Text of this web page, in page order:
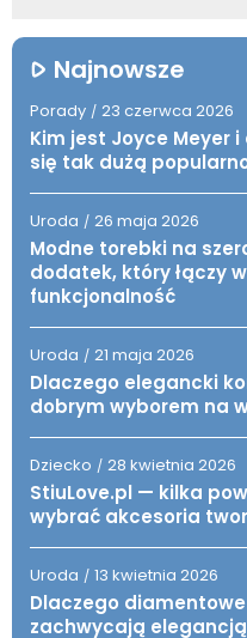
Najnowsze
Porady / 23 czerwca 2026
Kim jest Joyce Meyer
się tak dużą
Uroda / 26 maja 2026
Modne torebki na
dodatek, który łączy
funkcjonalność
Uroda / 21 maja 2026
Dlaczego elegancki
dobrym wyborem na
Dziecko / 28 kwietnia 2026
StiuLove.pl — kilka
wybrać akcesoria
Uroda / 13 kwietnia 2026
Dlaczego
zachwycają